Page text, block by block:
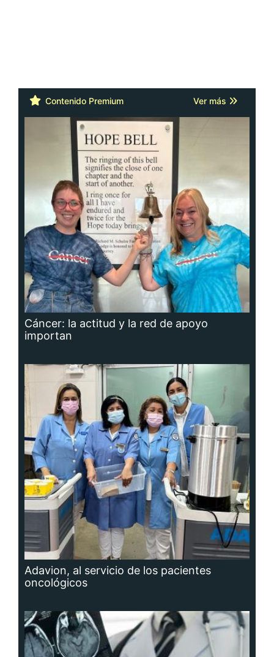
Contenido Premium Ver más
Cáncer: la actitud y la red de apoyo
importan
Adavion, al servicio de los pacientes
oncológicos